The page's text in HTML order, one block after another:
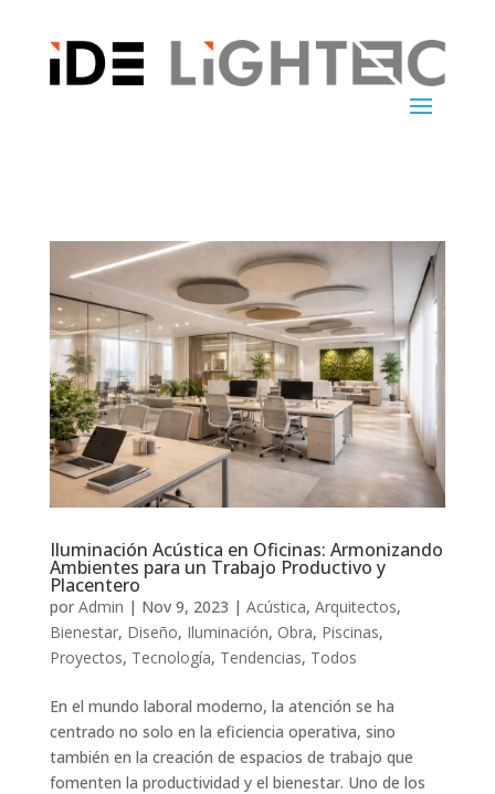
Iluminación Acústica en Oficinas: Armonizando
Ambientes para un Trabajo Productivo y
Placentero
por Admin | Nov 9, 2023 | Acústica, Arquitectos,
Bienestar, Diseño, Iluminación, Obra, Piscinas,
Proyectos, Tecnología, Tendencias, Todos
En el mundo laboral moderno, la atención se ha
centrado no solo en la eficiencia operativa, sino
también en la creación de espacios de trabajo que
fomenten la productividad y el bienestar. Uno de los